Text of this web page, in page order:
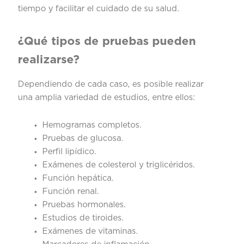
tiempo y facilitar el cuidado de su salud.
¿Qué tipos de pruebas pueden
realizarse?
Dependiendo de cada caso, es posible realizar
una amplia variedad de estudios, entre ellos:
Hemogramas completos.
Pruebas de glucosa.
Perfil lipídico.
Exámenes de colesterol y triglicéridos.
Función hepática.
Función renal.
Pruebas hormonales.
Estudios de tiroides.
Exámenes de vitaminas.